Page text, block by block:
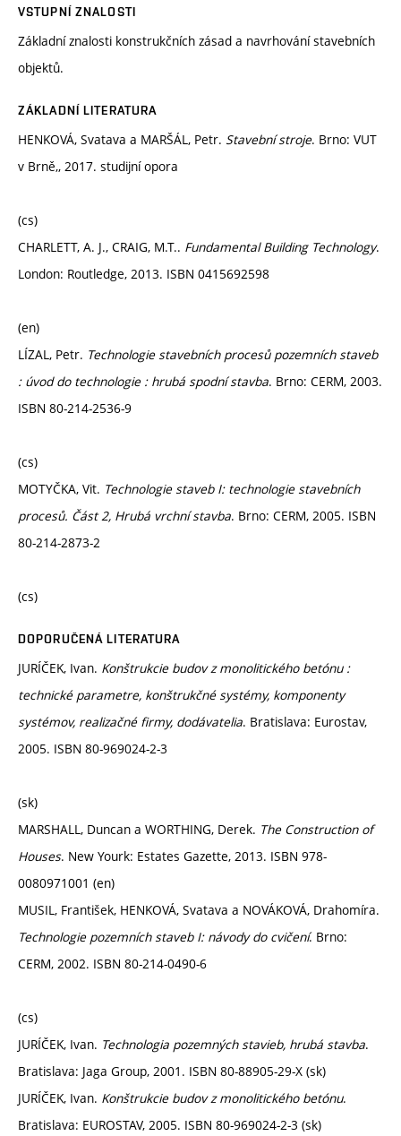
VSTUPNÍ ZNALOSTI
Základní znalosti konstrukčních zásad a navrhování stavebních
objektů.
ZÁKLADNÍ LITERATURA
HENKOVÁ, Svatava a MARŠÁL, Petr. Stavební stroje. Brno: VUT
v Brně,, 2017. studijní opora
(cs)
CHARLETT, A. J., CRAIG, M.T.. Fundamental Building Technology.
London: Routledge, 2013. ISBN 0415692598
(en)
LÍZAL, Petr. Technologie stavebních procesů pozemních staveb
: úvod do technologie : hrubá spodní stavba. Brno: CERM, 2003.
ISBN 80-214-2536-9
(cs)
MOTYČKA, Vit. Technologie staveb I: technologie stavebních
procesů. Část 2, Hrubá vrchní stavba. Brno: CERM, 2005. ISBN
80-214-2873-2
(cs)
DOPORUČENÁ LITERATURA
JURÍČEK, Ivan. Konštrukcie budov z monolitického betónu :
technické parametre, konštrukčné systémy, komponenty
systémov, realizačné firmy, dodávatelia. Bratislava: Eurostav,
2005. ISBN 80-969024-2-3
(sk)
MARSHALL, Duncan a WORTHING, Derek. The Construction of
Houses. New Yourk: Estates Gazette, 2013. ISBN 978-
0080971001 (en)
MUSIL, František, HENKOVÁ, Svatava a NOVÁKOVÁ, Drahomíra.
Technologie pozemních staveb I: návody do cvičení. Brno:
CERM, 2002. ISBN 80-214-0490-6
(cs)
JURÍČEK, Ivan. Technologia pozemných stavieb, hrubá stavba.
Bratislava: Jaga Group, 2001. ISBN 80-88905-29-X (sk)
JURÍČEK, Ivan. Konštrukcie budov z monolitického betónu.
Bratislava: EUROSTAV, 2005. ISBN 80-969024-2-3 (sk)